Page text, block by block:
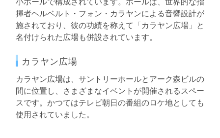
揮者ヘルベルト・フォン・カラヤンによる音響設計が
施されており、彼の功績を称えて「カラヤン広場」と
名付けられた広場も併設されています。
カラヤン広場
カラヤン広場は、サントリーホールとアーク森ビルの
間に位置し、さまざまなイベントが開催されるスペー
スです。かつてはテレビ朝日の番組のロケ地としても
使用されていました。